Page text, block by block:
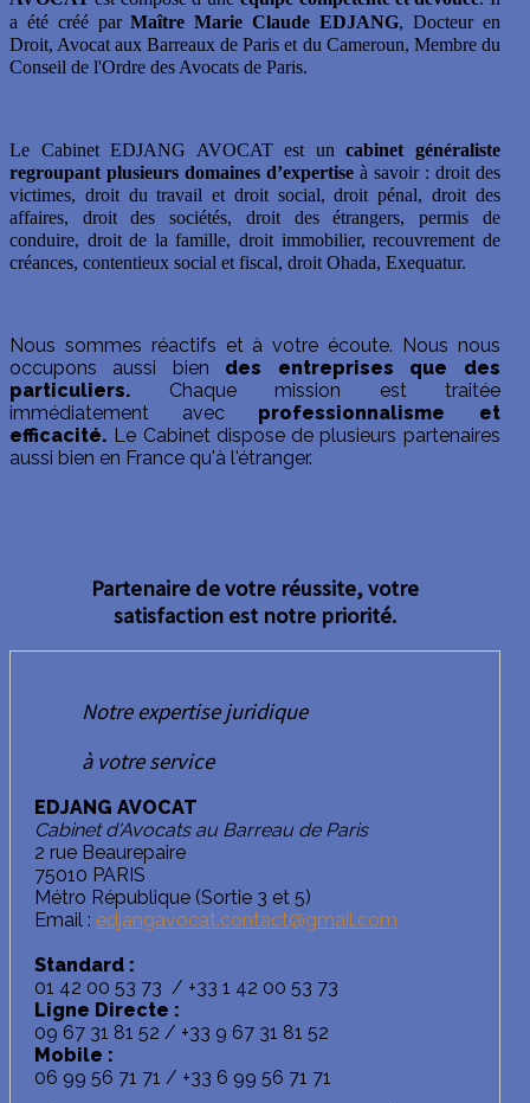
a été créé parMaître Marie Claude EDJANG, Docteur en
Droit, Avocat aux Barreaux de Paris et du Cameroun, Membre du
Conseil de l'Ordre des Avocats de Paris.
Le Cabinet EDJANG AVOCAT est uncabinet généraliste
regroupant plusieurs domaines d’expertiseà savoir : droit des
victimes, droit du travail et droit social, droit pénal, droit des
affaires, droit des sociétés, droit des étrangers, permis de
conduire, droit de la famille, droit immobilier, recouvrement de
créances, contentieux social et fiscal, droit Ohada, Exequatur.
Nous sommes réactifs et à votre écoute. Nous nous
occupons aussi bien des entreprises que des
particuliers. Chaque mission est traitée
immédiatement avec professionnalisme et
efficacité. Le Cabinet dispose de plusieurs partenaires
aussi bien en France qu'à l'étranger.
Partenaire de votre réussite, votre
satisfaction est notre priorité.
Notre expertise juridique
à votre service
EDJANG AVOCAT
Cabinet d'Avocats au Barreau de Paris
2 rue Beaurepaire
75010 PARIS
Métro République (Sortie 3 et 5)
Email : edjangavocat.contact@gmail.com
Standard :
01 42 00 53 73 / +33 1 42 00 53 73
Ligne Directe :
09 67 31 81 52 / +33 9 67 31 81 52
Mobile :
06 99 56 71 71 / +33 6 99 56 71 71